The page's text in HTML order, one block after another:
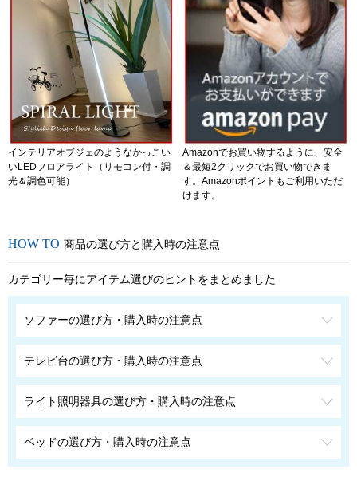
インテリアオブジェのようなかっこい
いLEDフロアライト（リモコン付・調
光＆調色可能）
Amazonでお買い物するように、安全
＆最短2クリックでお買い物できま
す。Amazonポイントもご利用いただ
けます。
商品の選び方と購入時の注意点
カテゴリー毎にアイテム選びのヒントをまとめました
ソファーの選び方・購入時の注意点
テレビ台の選び方・購入時の注意点
ライト照明器具の選び方・購入時の注意点
ベッドの選び方・購入時の注意点